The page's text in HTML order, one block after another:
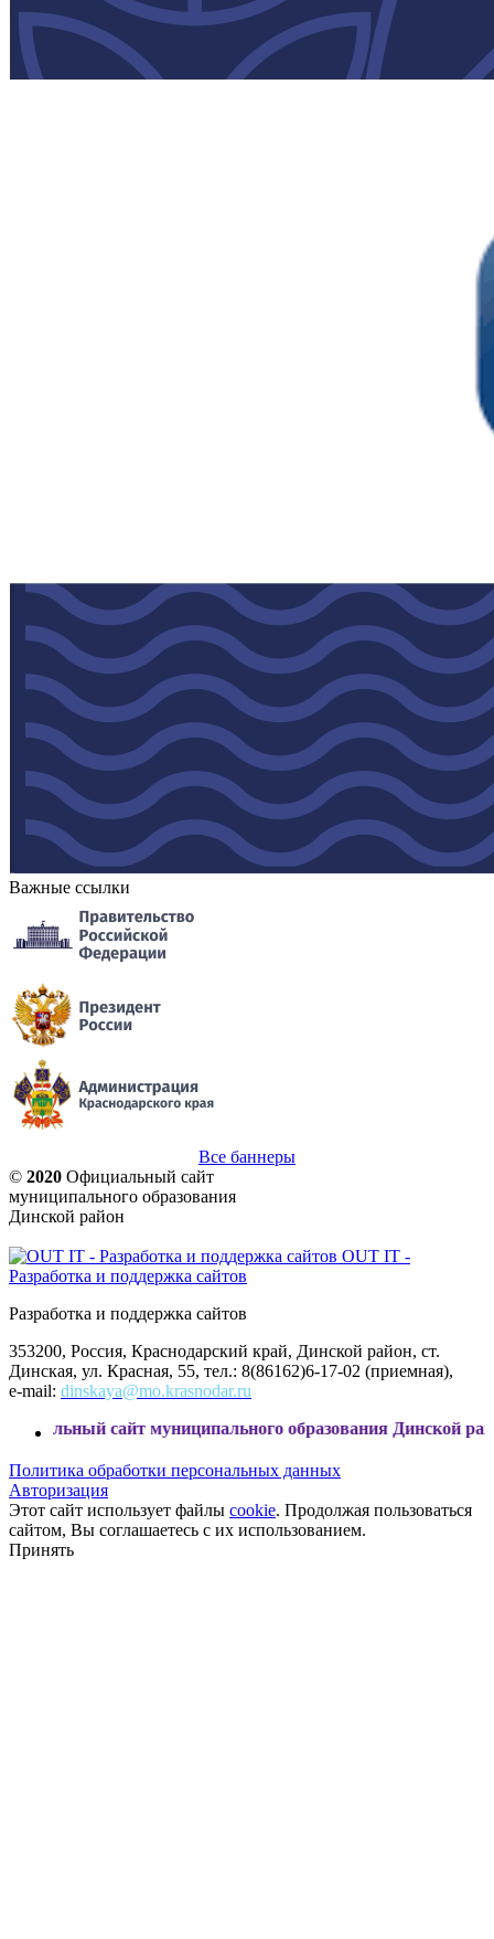
Важные ссылки
Все баннеры
© 2020 Официальный сайт
муниципального образования
Динской район
OUT IT -
Разработка и поддержка сайтов
Разработка и поддержка сайтов
353200, Россия, Краснодарский край, Динской район, ст.
Динская, ул. Красная, 55, тел.: 8(86162)6-17-02 (приемная),
e-mail: dinskaya@mo.krasnodar.ru
муниципального образования Динской район
Политика обработки персональных данных
Авторизация
Этот сайт использует файлы cookie. Продолжая пользоваться
сайтом, Вы соглашаетесь с их использованием.
Принять